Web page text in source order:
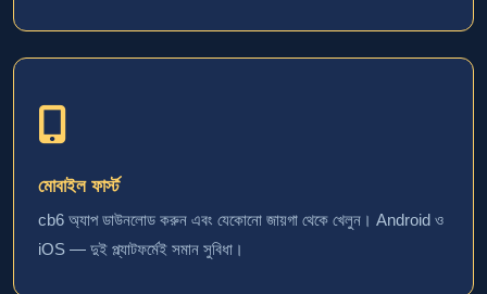
মোবাইল ফার্স্ট
cb6 অ্যাপ ডাউনলোড করুন এবং যেকোনো জায়গা থেকে খেলুন। Android ও
iOS — দুই প্ল্যাটফর্মেই সমান সুবিধা।